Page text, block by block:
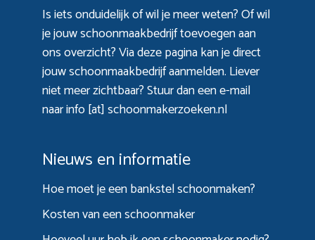
Is iets onduidelijk of wil je meer weten? Of wil
je jouw schoonmaakbedrijf toevoegen aan
ons overzicht? Viadeze paginakan je direct
jouw schoonmaakbedrijf aanmelden. Liever
niet meer zichtbaar? Stuur dan een e-mail
naar info [at] schoonmakerzoeken.nl
Nieuws en informatie
Hoe moet je een bankstel schoonmaken?
Kosten van een schoonmaker